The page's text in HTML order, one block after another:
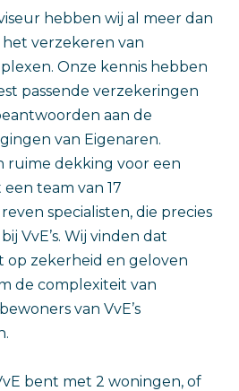
hebben wij al meer dan
verzekeren van
Onze kennis hebben
passende verzekeringen
aan de
van Eigenaren.
ruime dekking voor een
team van 17
specialisten, die precies
VvE’s. Wij vinden dat
zekerheid en geloven
de complexiteit van
van VvE’s
bent met 2 woningen, of